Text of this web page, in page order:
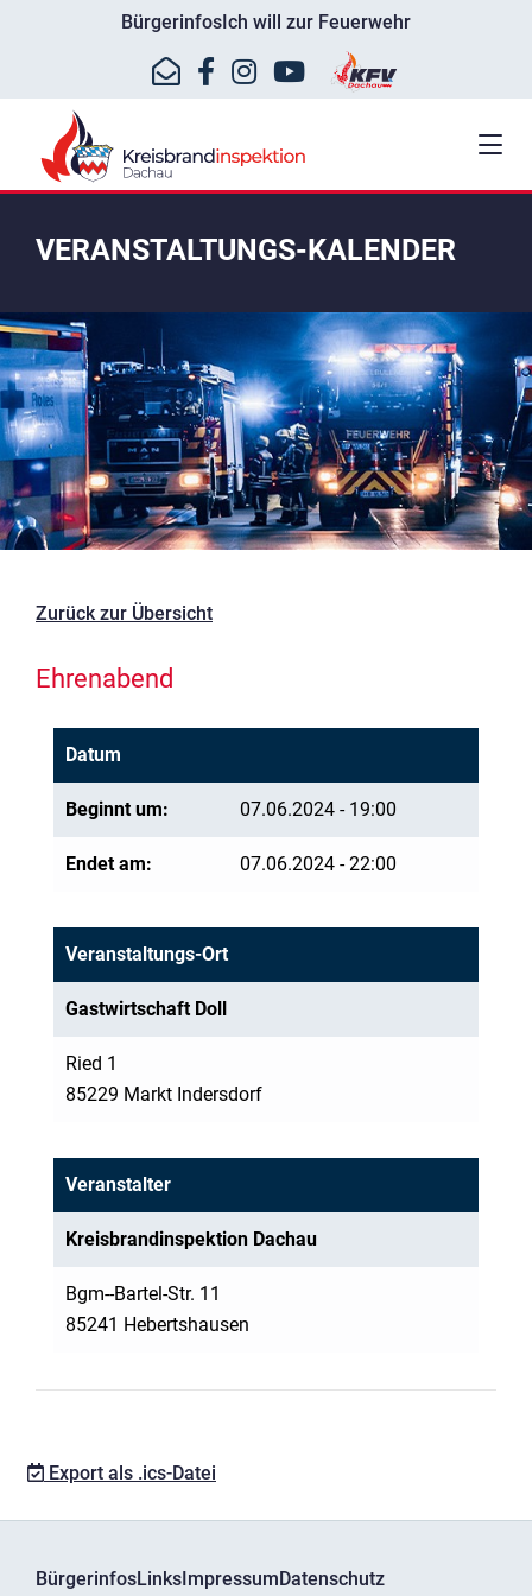
BürgerinfosIch will zur Feuerwehr
VERANSTALTUNGS-KALENDER
Zurück zur Übersicht
Ehrenabend
Datum
Beginnt um: 07.06.2024 - 19:00
Endet am: 07.06.2024 - 22:00
Veranstaltungs-Ort
Gastwirtschaft Doll
Ried 1
85229 Markt Indersdorf
Veranstalter
Kreisbrandinspektion Dachau
Bgm--Bartel-Str. 11
85241 Hebertshausen
Export als .ics-Datei
BürgerinfosLinksImpressumDatenschutz